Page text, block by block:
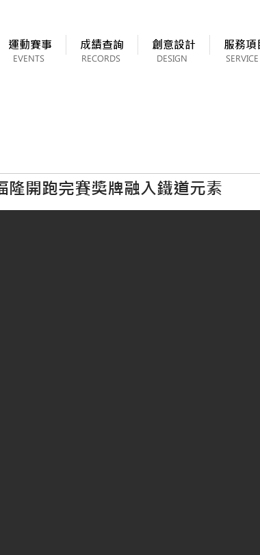
運動賽事 成績查詢 創意設計 服務項
EVENTS RECORDS DESIGN SERVICE
隆開跑完賽獎牌融入鐵道元素